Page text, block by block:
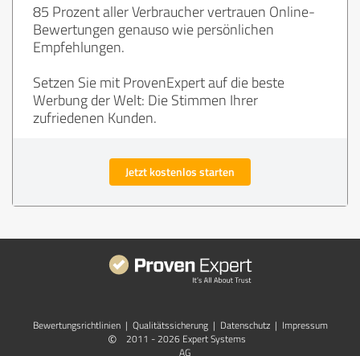
85 Prozent aller Verbraucher vertrauen Online-
Bewertungen genauso wie persönlichen
Empfehlungen.
Setzen Sie mit ProvenExpert auf die beste
Werbung der Welt: Die Stimmen Ihrer
zufriedenen Kunden.
Jetzt kostenlos starten
Bewertungs­richtlinien | Qualitätssicherung | Datenschutz | Impressum
©
2011 - 2026 Expert Systems
AG